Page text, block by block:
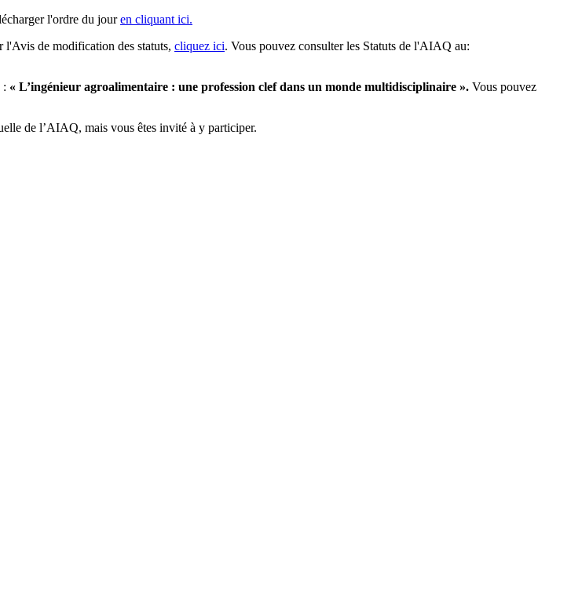
l'ordre du jouren cliquant ici.
de modification des statuts, cliquez ici. Vous pouvez consulter les Statuts de l'AIAQ au:
: « L’ingénieur agroalimentaire : une profession clef dans un monde multidisciplinaire ». Vous pouvez
de l’AIAQ, mais vous êtes invité à y participer.